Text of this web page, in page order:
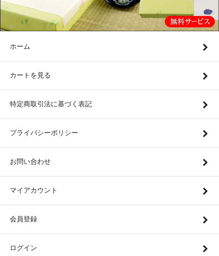
ホーム
カートを見る
特定商取引法に基づく表記
プライバシーポリシー
お問い合わせ
マイアカウント
会員登録
ログイン